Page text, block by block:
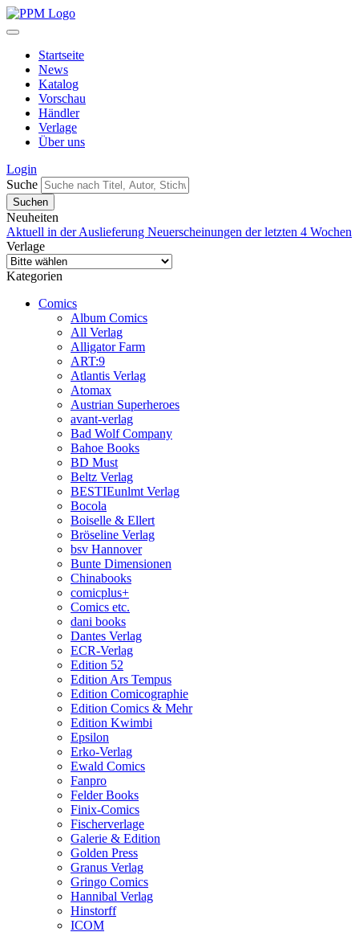
Startseite
News
Katalog
Vorschau
Händler
Verlage
Über uns
Login
Suche
Neuheiten
Aktuell in der Auslieferung Neuerscheinungen der letzten 4 Wochen
Verlage
Kategorien
Comics
Album Comics
All Verlag
Alligator Farm
ART:9
Atlantis Verlag
Atomax
Austrian Superheroes
avant-verlag
Bad Wolf Company
Bahoe Books
BD Must
Beltz Verlag
BESTIEunlmt Verlag
Bocola
Boiselle & Ellert
Bröseline Verlag
bsv Hannover
Bunte Dimensionen
Chinabooks
comicplus+
Comics etc.
dani books
Dantes Verlag
ECR-Verlag
Edition 52
Edition Ars Tempus
Edition Comicographie
Edition Comics & Mehr
Edition Kwimbi
Epsilon
Erko-Verlag
Ewald Comics
Fanpro
Felder Books
Finix-Comics
Fischerverlage
Galerie & Edition
Golden Press
Granus Verlag
Gringo Comics
Hannibal Verlag
Hinstorff
ICOM